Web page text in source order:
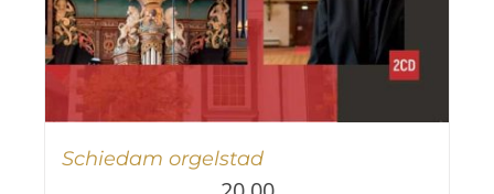
Schiedam orgelstad